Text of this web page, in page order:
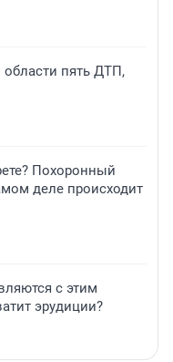
области пять ДТП,
Похоронный
деле происходит
с этим
эрудиции?